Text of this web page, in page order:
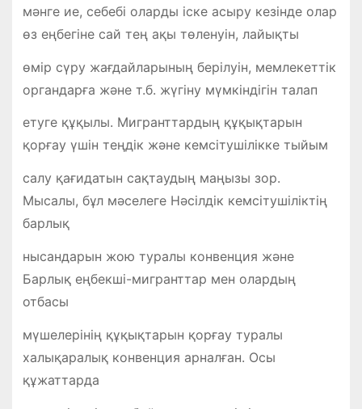
мәнге ие, себебі оларды іске асыру кезінде олар
өз еңбегіне сай тең ақы төленуін, лайықты
өмір сүру жағдайларының берілуін, мемлекеттік
органдарға және т.б. жүгіну мүмкіндігін талап
етуге құқылы. Мигранттардың құқықтарын
қорғау үшін теңдік және кемсітушілікке тыйым
салу қағидатын сақтаудың маңызы зор.
Мысалы, бұл мәселеге Нәсілдік кемсітушіліктің
барлық
нысандарын жою туралы конвенция және
Барлық еңбекші-мигранттар мен олардың
отбасы
мүшелерінің құқықтарын қорғау туралы
халықаралық конвенция арналған. Осы
құжаттарда